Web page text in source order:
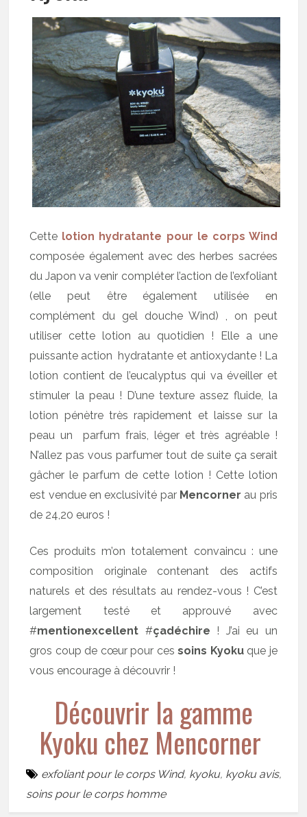
Cette lotion hydratante pour le corps Wind
composée également avec des herbes sacrées
du Japon va venir compléter l’action de l’exfoliant
(elle peut être également utilisée en
complément du gel douche Wind) , on peut
utiliser cette lotion au quotidien ! Elle a une
puissante action hydratante et antioxydante ! La
lotion contient de l’eucalyptus qui va éveiller et
stimuler la peau ! D’une texture assez fluide, la
lotion pénètre très rapidement et laisse sur la
peau un parfum frais, léger et très agréable !
N’allez pas vous parfumer tout de suite ça serait
gâcher le parfum de cette lotion ! Cette lotion
est vendue en exclusivité par Mencorner au pris
de 24,20 euros !
Ces produits m’on totalement convaincu : une
composition originale contenant des actifs
naturels et des résultats au rendez-vous ! C’est
largement testé et approuvé avec
#mentionexcellent #çadéchire ! J’ai eu un
gros coup de cœur pour cessoins Kyokuque je
vous encourage à découvrir !
Découvrir la gamme
Kyoku chez Mencorner
exfoliant pour le corps Wind, kyoku, kyoku avis,
soins pour le corps homme